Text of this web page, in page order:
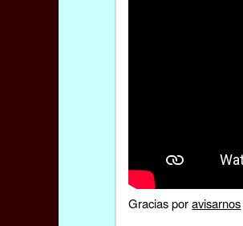
Gracias poravisarnos